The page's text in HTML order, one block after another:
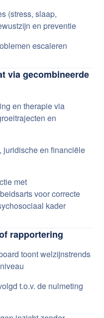
(stress, slaap,
en preventie
escaleren
via gecombineerde
en therapie via
en
juridische en financiële
met
voor correcte
kader
rapportering
toont welzijnstrends
t.o.v. de nulmeting